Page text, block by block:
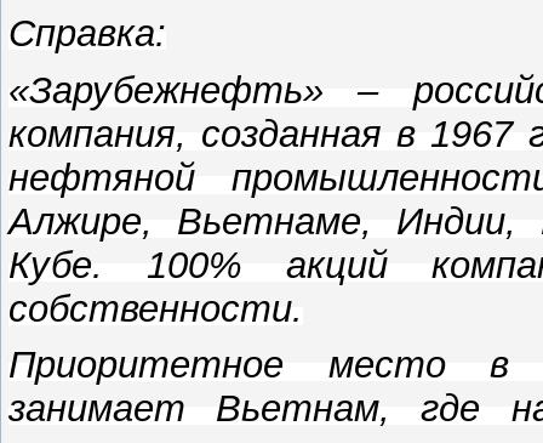
Справка:
«Зарубежнефть» –
компания, созданная в
нефтяной
Алжире, Вьетнаме, Индии,
Кубе. 100% акций
собственности.
Приоритетное место в
занимает Вьетнам, где